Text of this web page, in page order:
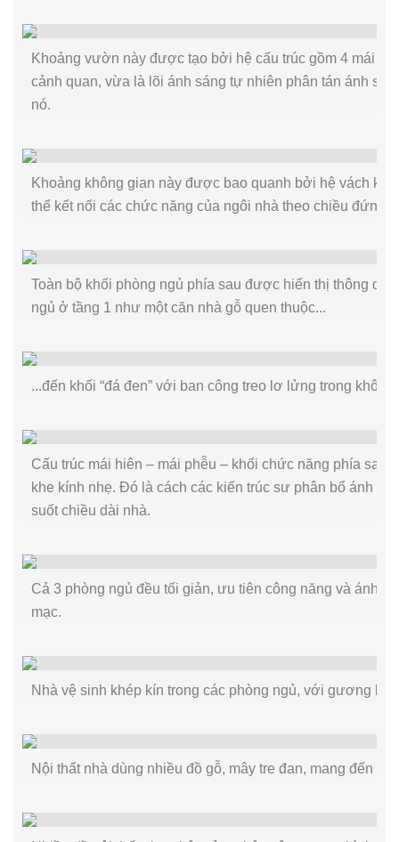
Khoảng vườn này được tạo bởi hệ cấu trúc gồm 4 mái
cảnh quan, vừa là lõi ánh sáng tự nhiên phân tán ánh
nó.
Khoảng không gian này được bao quanh bởi hệ vách
thể kết nối các chức năng của ngôi nhà theo chiều đứng.
Toàn bộ khối phòng ngủ phía sau được hiển thị thông
ngủ ở tầng 1 như một căn nhà gỗ quen thuộc...
...đến khối “đá đen” với ban công treo lơ lửng trong
Cấu trúc mái hiên – mái phễu – khối chức năng phía sau
khe kính nhẹ. Đó là cách các kiến trúc sư phân bổ ánh
suốt chiều dài nhà.
Cả 3 phòng ngủ đều tối giản, ưu tiên công năng và ánh
mạc.
Nhà vệ sinh khép kín trong các phòng ngủ, với gương
Nội thất nhà dùng nhiều đồ gỗ, mây tre đan, mang đến